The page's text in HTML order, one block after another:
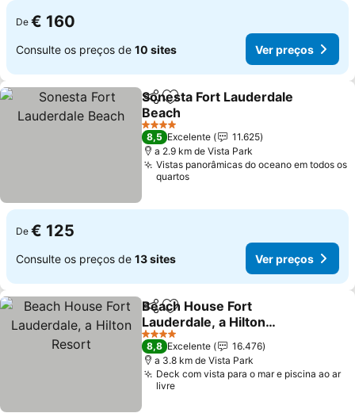
De € 160
Consulte os preços de 10 sites Ver preços
PartilharAdicionar aos favoritos
Sonesta Fort Lauderdale
Beach
4 Estrelas
8,5 Excelente
11.625
a 2.9 km de Vista Park
Vistas panorâmicas do oceano em todos os
quartos
De € 125
Consulte os preços de 13 sites Ver preços
PartilharAdicionar aos favoritos
Beach House Fort
Lauderdale, a Hilton
Resort
4 Estrelas
8,8 Excelente
16.476
a 3.8 km de Vista Park
Deck com vista para o mar e piscina ao ar
livre